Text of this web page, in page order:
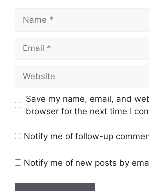
Save my name, email, and
browser for the next time I
Notify me of follow-up
Notify me of new posts by